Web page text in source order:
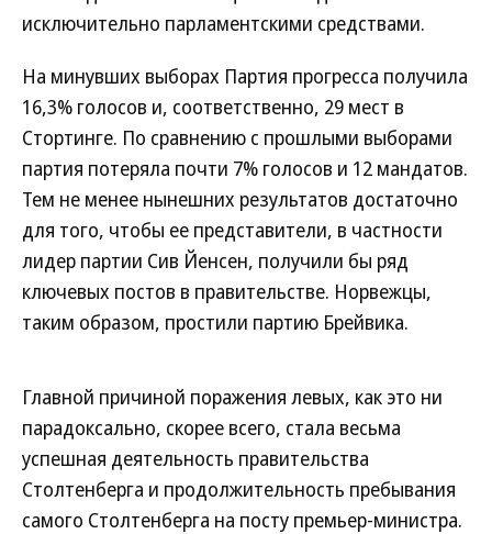
исключительно парламентскими средствами.
На минувших выборах Партия прогресса получила
16,3% голосов и, соответственно, 29 мест в
Стортинге. По сравнению с прошлыми выборами
партия потеряла почти 7% голосов и 12 мандатов.
Тем не менее нынешних результатов достаточно
для того, чтобы ее представители, в частности
лидер партии Сив Йенсен, получили бы ряд
ключевых постов в правительстве. Норвежцы,
таким образом, простили партию Брейвика.
Главной причиной поражения левых, как это ни
парадоксально, скорее всего, стала весьма
успешная деятельность правительства
Столтенберга и продолжительность пребывания
самого Столтенберга на посту премьер-министра.